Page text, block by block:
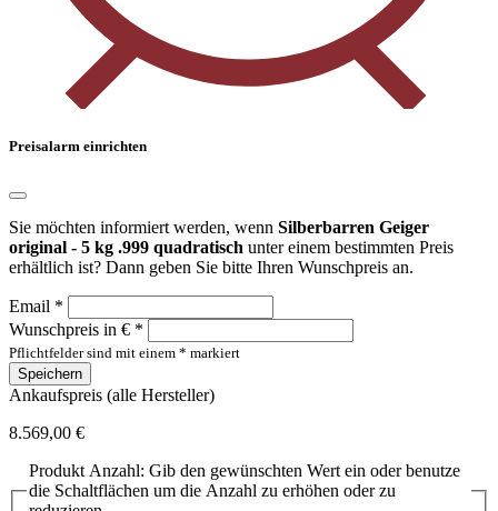
Preisalarm einrichten
Sie möchten informiert werden, wenn Silberbarren Geiger
original - 5 kg .999 quadratisch unter einem bestimmten Preis
erhältlich ist? Dann geben Sie bitte Ihren Wunschpreis an.
Email *
Wunschpreis in € *
Pflichtfelder sind mit einem * markiert
Speichern
Ankaufspreis (alle Hersteller)
8.569,00 €
Produkt Anzahl: Gib den gewünschten Wert ein oder benutze
die Schaltflächen um die Anzahl zu erhöhen oder zu